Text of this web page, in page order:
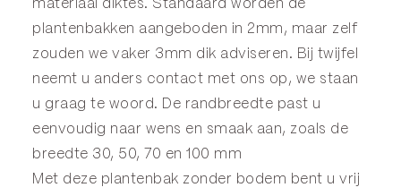
materiaal diktes. Standaard worden de
plantenbakken aangeboden in 2mm, maar zelf
zouden we vaker 3mm dik adviseren. Bij twijfel
neemt u anders contact met ons op, we staan
u graag te woord. De randbreedte past u
eenvoudig naar wens en smaak aan, zoals de
breedte 30, 50, 70 en 100 mm
Met deze plantenbak zonder bodem bent u vrij